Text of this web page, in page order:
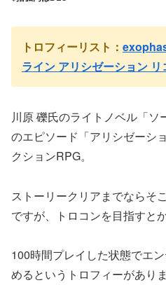
トロフィーリスト：
ライン アリシゼーション リ
川原 礫氏のライトノベル「ソ
のエピソード「アリシゼーシ
クションRPG。
ストーリークリアまでならそ
ですが、トロコンを目指すと
100時間プレイした状態でエ
めるというトロフィーがあり